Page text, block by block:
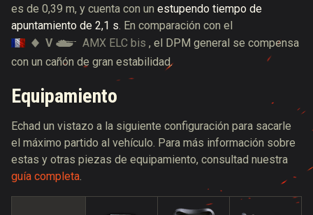
es de 0,39 m, y cuenta con un estupendo tiempo de
apuntamiento de 2,1 s. En comparación con el
V
AMX ELC bis , el DPM general se compensa
con un cañón de gran estabilidad.
Equipamiento
Echad un vistazo a la siguiente configuración para sacarle
el máximo partido al vehículo. Para más información sobre
estas y otras piezas de equipamiento, consultad nuestra
guía completa.